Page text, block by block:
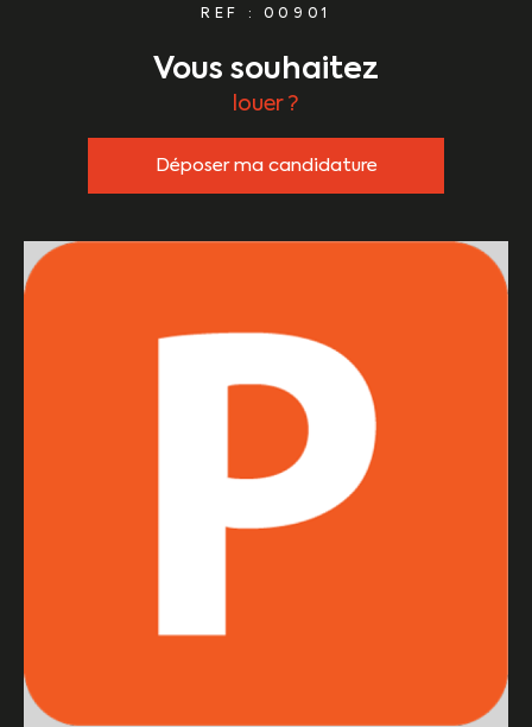
REF : 00901
vous souhaitez
louer ?
Déposer ma candidature